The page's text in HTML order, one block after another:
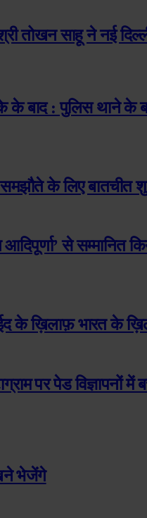
तोखन साहू ने नई
के बाद : पुलिस थाने
के लिए बातचीत शुरू
से सम्मानित
के ख़िलाफ़ भारत के
पर पेड विज्ञापनों
भेजेंगे